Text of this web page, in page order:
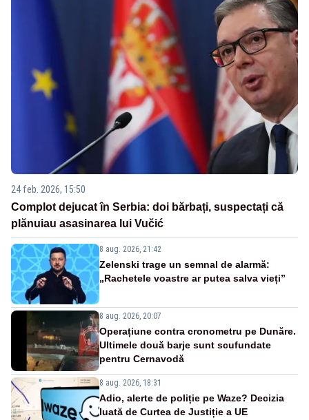
24 feb. 2026, 15:50
Complot dejucat în Serbia: doi bărbați, suspectați că
plănuiau asasinarea lui Vučić
8 aug. 2026, 21:42
Zelenski trage un semnal de alarmă:
„Rachetele voastre ar putea salva vieți”
8 aug. 2026, 20:07
Operațiune contra cronometru pe Dunăre.
Ultimele două barje sunt scufundate
pentru Cernavodă
8 aug. 2026, 18:31
Adio, alerte de poliție pe Waze? Decizia
luată de Curtea de Justiție a UE